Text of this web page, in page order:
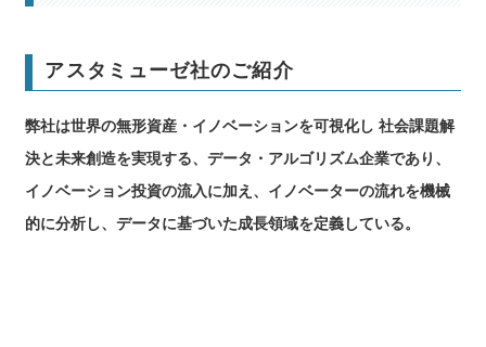
アスタミューゼ社のご紹介
弊社は世界の無形資産・イノベーションを可視化し 社会課題解
決と未来創造を実現する、データ・アルゴリズム企業であり、
イノベーション投資の流入に加え、イノベーターの流れを機械
的に分析し、データに基づいた成⻑領域を定義している。